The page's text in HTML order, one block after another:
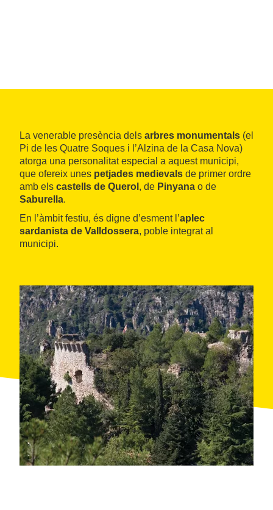
La venerable presència dels arbres monumentals (el
Pi de les Quatre Soques i l’Alzina de la Casa Nova)
atorga una personalitat especial a aquest municipi,
que ofereix unes petjades medievals de primer ordre
amb els castells de Querol , de Pinyana o de
Saburella.
En l’àmbit festiu, és digne d’esment l’aplec
sardanista de Valldossera, poble integrat al
municipi.